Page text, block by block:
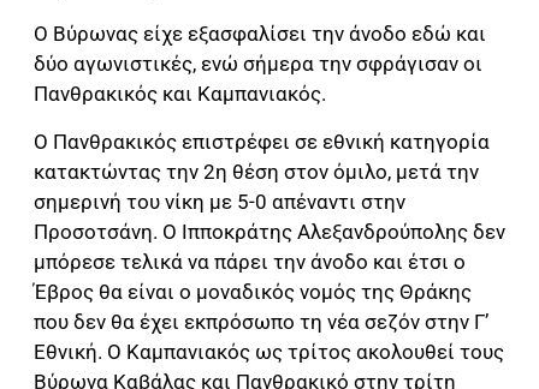
Ο Βύρωνας είχε εξασφαλίσει την άνοδο εδώ και
δύο αγωνιστικές, ενώ σήμερα την σφράγισαν οι
Πανθρακικός και Καμπανιακός.
Ο Πανθρακικός επιστρέφει σε εθνική κατηγορία
κατακτώντας την 2η θέση στον όμιλο, μετά την
σημερινή του νίκη με 5-0 απέναντι στην
Προσοτσάνη. Ο Ιπποκράτης Αλεξανδρούπολης δεν
μπόρεσε τελικά να πάρει την άνοδο και έτσι ο
Έβρος θα είναι ο μοναδικός νομός της Θράκης
που δεν θα έχει εκπρόσωπο τη νέα σεζόν στην Γ’
Εθνική. Ο Καμπανιακός ως τρίτος ακολουθεί τους
Βύρωνα Καβάλας και Πανθρακικό στην τρίτη